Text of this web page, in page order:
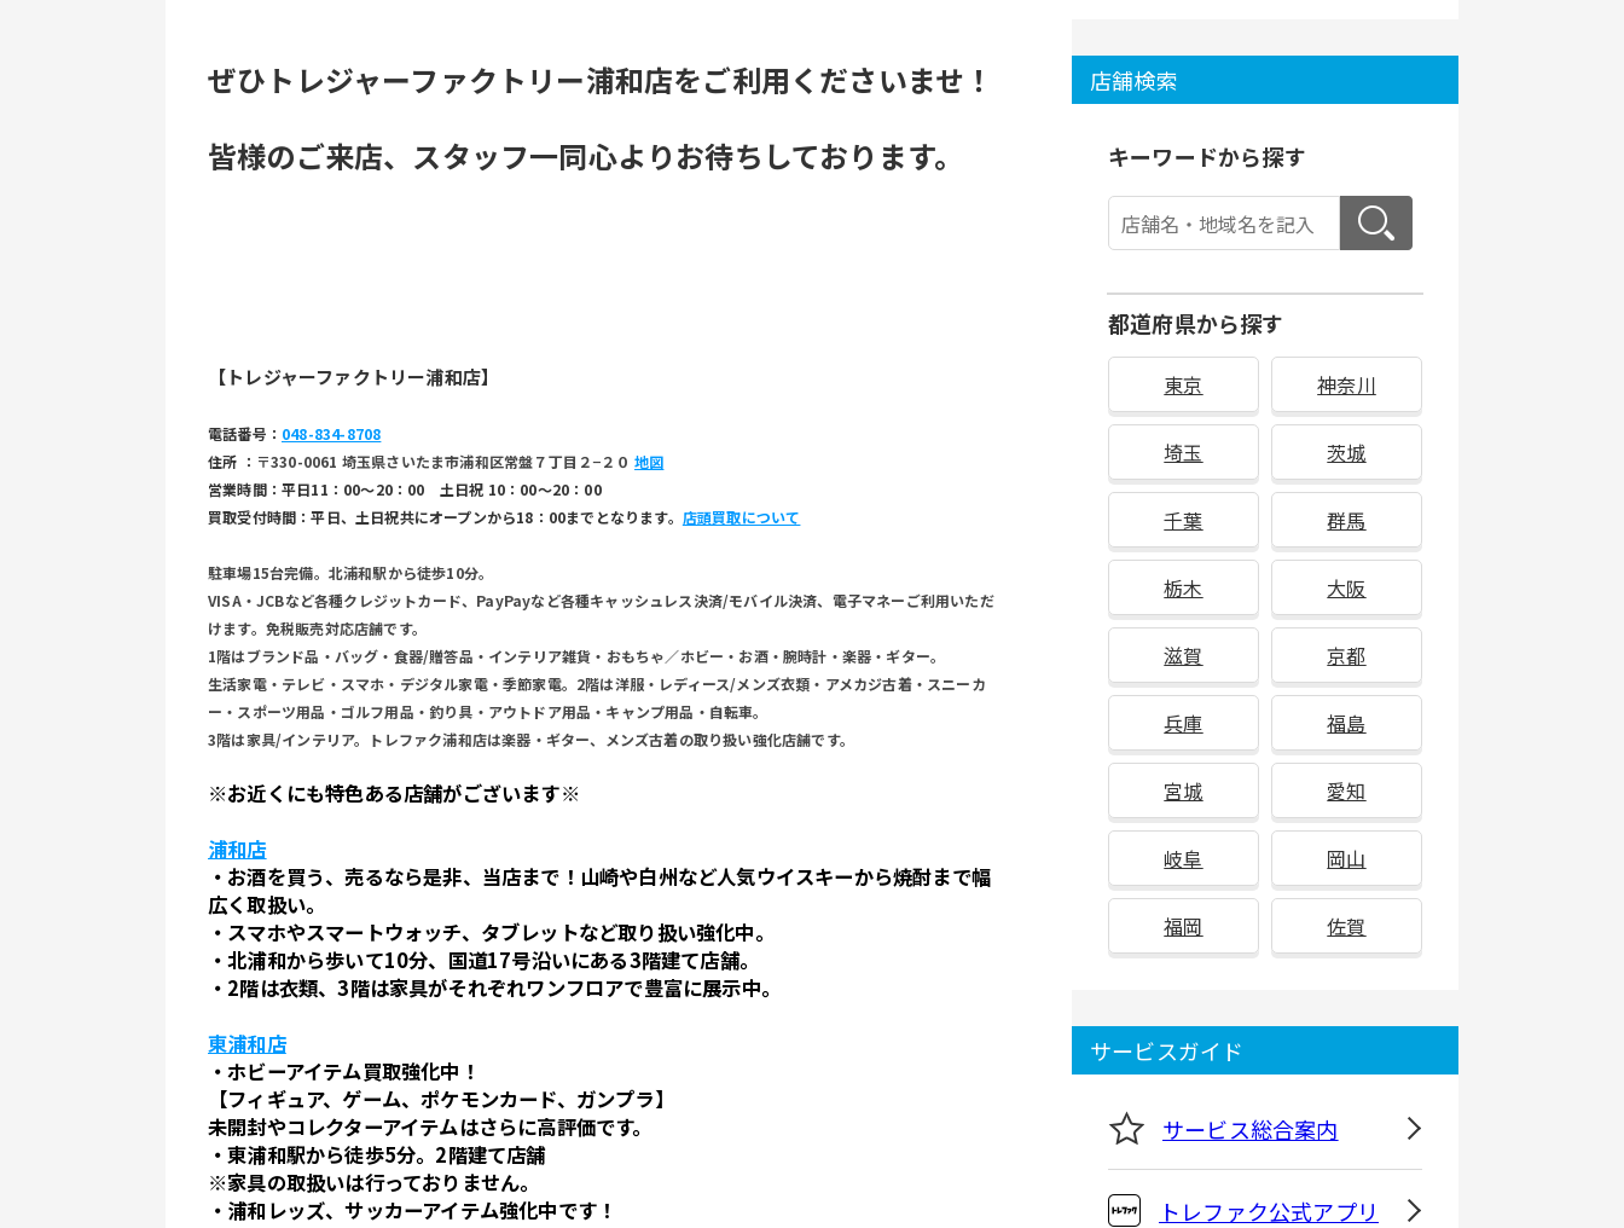
ぜひトレジャーファクトリー浦和店をご利用くださいませ！
皆様のご来店、スタッフ一同心よりお待ちしております。
【トレジャーファクトリー浦和店】
電話番号： 048-834-8708
住所 ： 〒330-0061 埼玉県さいたま市浦和区常盤７丁目２−２０ 地図
営業時間：平日11：00〜20：00　土日祝 10：00〜20：00
買取受付時間：平日、土日祝共にオープンから18：00までとなります。 店頭買取について
駐車場15台完備。北浦和駅から徒歩10分。
VISA・JCBなど各種クレジットカード、PayPayなど各種キャッシュレス決済/モバイル決済、電子マネーご利用いただ
けます。免税販売対応店舗です。
1階はブランド品・バッグ・食器/贈答品・インテリア雑貨・おもちゃ／ホビー・お酒・腕時計・楽器・ギター。
生活家電・テレビ・スマホ・デジタル家電・季節家電。2階は洋服・レディース/メンズ衣類・アメカジ古着・スニーカ
ー・スポーツ用品・ゴルフ用品・釣り具・アウトドア用品・キャンプ用品・自転車。
3階は家具/インテリア。トレファク浦和店は楽器・ギター、メンズ古着の取り扱い強化店舗です。
※お近くにも特色ある店舗がございます※
浦和店
・お酒を買う、売るなら是非、当店まで！山崎や白州など人気ウイスキーから焼酎まで幅
広く取扱い。
・スマホやスマートウォッチ、タブレットなど取り扱い強化中。
・北浦和から歩いて10分、国道17号沿いにある3階建て店舗。
・2階は衣類、3階は家具がそれぞれワンフロアで豊富に展示中。
東浦和店
・ホビーアイテム買取強化中！
【フィギュア、ゲーム、ポケモンカード、ガンプラ】
未開封やコレクターアイテムはさらに高評価です。
・東浦和駅から徒歩5分。2階建て店舗
※家具の取扱いは行っておりません。
・浦和レッズ、サッカーアイテム強化中です！
店舗検索
キーワードから探す
都道府県から探す
東京 神奈川
埼玉 茨城
千葉 群馬
栃木 大阪
滋賀 京都
兵庫 福島
宮城 愛知
岐阜 岡山
福岡 佐賀
サービスガイド
サービス総合案内
トレファク公式アプリ